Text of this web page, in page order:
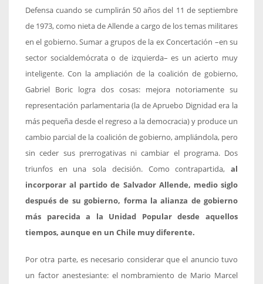
Defensa cuando se cumplirán 50 años del 11 de septiembre
de 1973, como nieta de Allende a cargo de los temas militares
en el gobierno. Sumar a grupos de la ex Concertación –en su
sector socialdemócrata o de izquierda– es un acierto muy
inteligente. Con la ampliación de la coalición de gobierno,
Gabriel Boric logra dos cosas: mejora notoriamente su
representación parlamentaria (la de Apruebo Dignidad era la
más pequeña desde el regreso a la democracia) y produce un
cambio parcial de la coalición de gobierno, ampliándola, pero
sin ceder sus prerrogativas ni cambiar el programa. Dos
triunfos en una sola decisión. Como contrapartida, al
incorporar al partido de Salvador Allende, medio siglo
después de su gobierno, forma la alianza de gobierno
más parecida a la Unidad Popular desde aquellos
tiempos, aunque en un Chile muy diferente.
Por otra parte, es necesario considerar que el anuncio tuvo
un factor anestesiante: el nombramiento de Mario Marcel